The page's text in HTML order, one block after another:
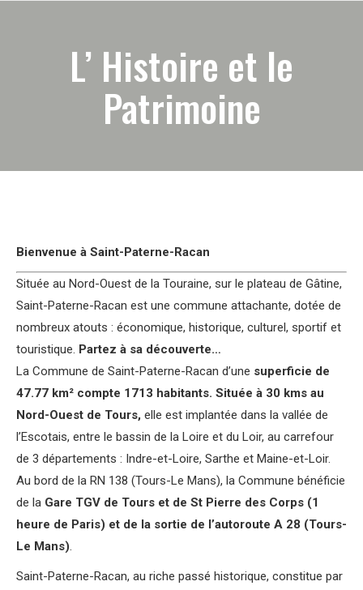
L’ Histoire et le
Patrimoine
Bienvenue à Saint-Paterne-Racan
Située au Nord-Ouest de la Touraine, sur le plateau de Gâtine,
Saint-Paterne-Racan est une commune attachante, dotée de
nombreux atouts : économique, historique, culturel, sportif et
touristique. Partez à sa découverte…
La Commune de Saint-Paterne-Racan d’une superficie de
47.77 km² compte 1713 habitants. Située à 30 kms au
Nord-Ouest de Tours, elle est implantée dans la vallée de
l’Escotais, entre le bassin de la Loire et du Loir, au carrefour
de 3 départements : Indre-et-Loire, Sarthe et Maine-et-Loir.
Au bord de la RN 138 (Tours-Le Mans), la Commune bénéficie
de la Gare TGV de Tours et de St Pierre des Corps (1
heure de Paris) et de la sortie de l’autoroute A 28 (Tours-
Le Mans).
Saint-Paterne-Racan, au riche passé historique, constitue par